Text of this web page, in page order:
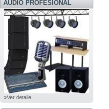
AUDIO PROFESIONAL
»Ver detalle